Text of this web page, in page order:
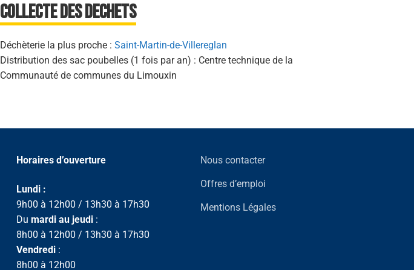
Collecte des dechets
Déchèterie la plus proche : Saint-Martin-de-Villereglan
Distribution des sac poubelles (1 fois par an) : Centre technique de la
Communauté de communes du Limouxin
Horaires d’ouverture
Lundi :
9h00 à 12h00 / 13h30 à 17h30
Du mardi au jeudi :
8h00 à 12h00 / 13h30 à 17h30
Vendredi :
8h00 à 12h00
Nous contacter
Offres d’emploi
Mentions Légales